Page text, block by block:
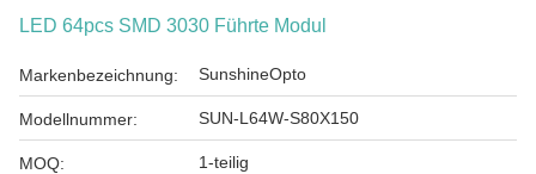
LED 64pcs SMD 3030 Führte Modul
Markenbezeichnung: SunshineOpto
Modellnummer: SUN-L64W-S80X150
MOQ: 1-teilig